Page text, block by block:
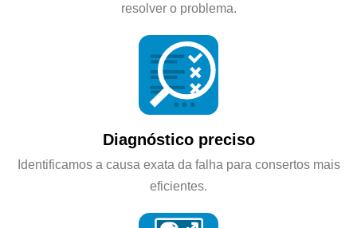
resolver o problema.
Diagnóstico preciso
Identificamos a causa exata da falha para consertos mais
eficientes.